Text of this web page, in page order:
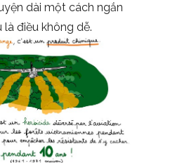
dài một cách ngắn
là điều không dễ.